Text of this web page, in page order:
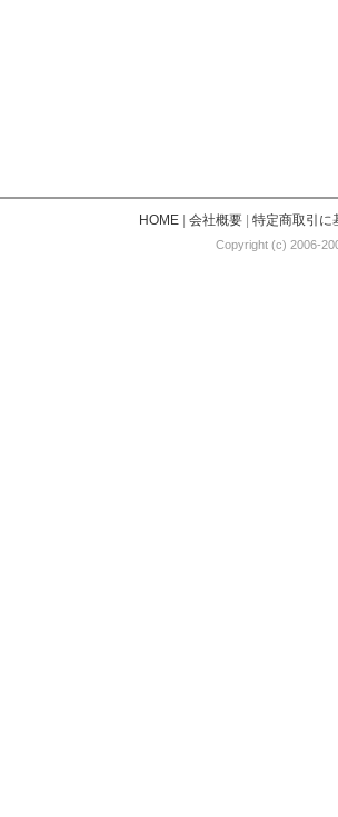
HOME| 会社概要| 特定商取引に
Copyright (c) 2006-